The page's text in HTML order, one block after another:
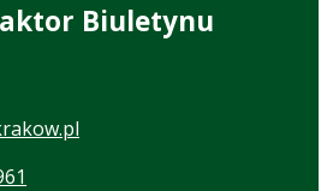
Biuletynu